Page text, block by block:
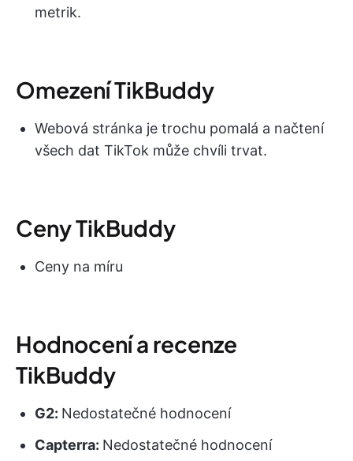
metrik.
Omezení TikBuddy
Webová stránka je trochu pomalá a načtení
všech dat TikTok může chvíli trvat.
Ceny TikBuddy
Ceny na míru
Hodnocení a recenze
TikBuddy
G2: Nedostatečné hodnocení
Capterra: Nedostatečné hodnocení